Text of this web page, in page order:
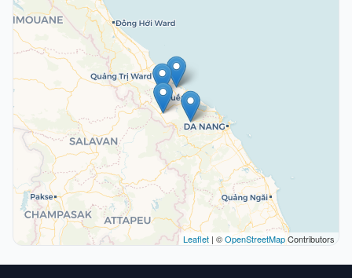
Leaflet | ©OpenStreetMapContributors